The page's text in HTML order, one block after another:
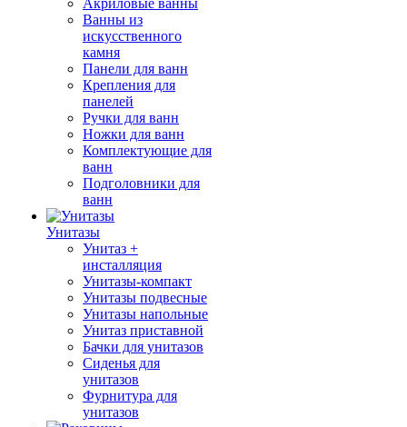
Акриловые ванны
Ванны из
искусственного
камня
Панели для ванн
Крепления для
панелей
Ручки для ванн
Ножки для ванн
Комплектующие для
ванн
Подголовники для
ванн
Унитазы
Унитаз +
инсталляция
Унитазы-компакт
Унитазы подвесные
Унитазы напольные
Унитаз приставной
Бачки для унитазов
Сиденья для
унитазов
Фурнитура для
унитазов